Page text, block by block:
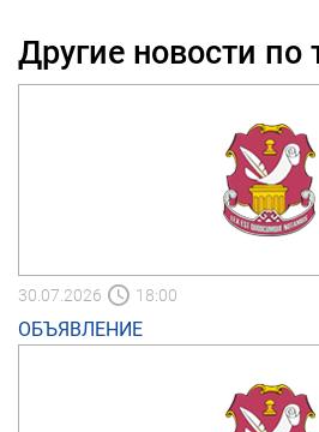
Другие новости по
30.07.2026 18:00
ОБЪЯВЛЕНИЕ